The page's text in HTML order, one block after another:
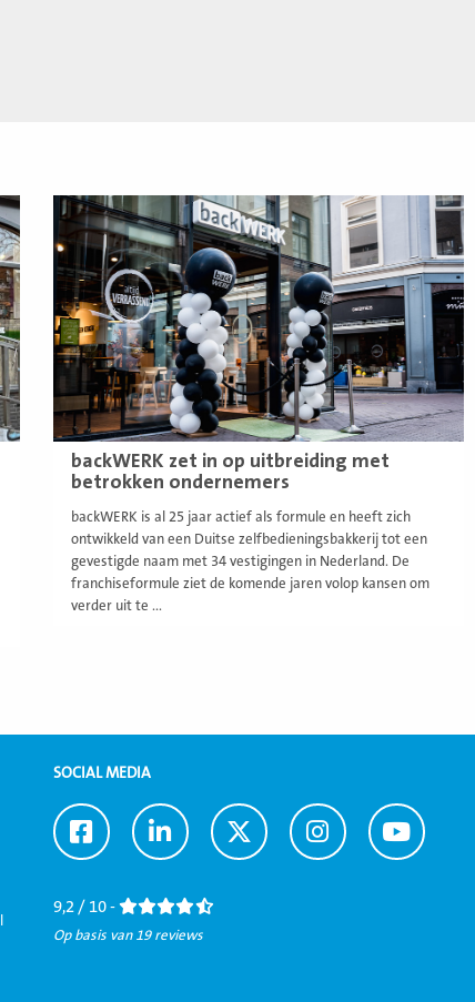
backWERK zet in op uitbreiding met
betrokken ondernemers
backWERK is al 25 jaar actief als formule en heeft zich
ontwikkeld van een Duitse zelfbedieningsbakkerij tot een
gevestigde naam met 34 vestigingen in Nederland. De
franchiseformule ziet de komende jaren volop kansen om
verder uit te ...
Lees
meer
SOCIAL MEDIA
Ga
naar
Ga
naar
Ga
naar
Ga
naar
Ga
naar
9,2 / 10 -
Op basis van 19 reviews